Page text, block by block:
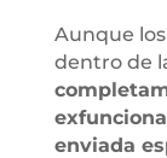
Aunque
dentro de
enviada